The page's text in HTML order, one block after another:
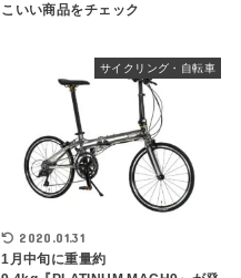
こいい商品をチェック
サイクリング・自転車
2020.01.31
1月中旬に重量約